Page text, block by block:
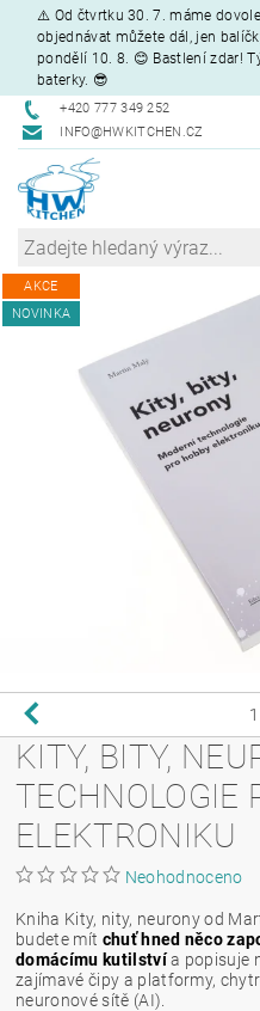
⚠️ Od čtvrtku 30. 7. máme
objednávat můžete dál, jen
pondělí 10. 8. 😊 Bastlení zdar!
baterky. 😎
+420 777 349 252
INFO@HWKITCHEN.CZ
AKCE
NOVINKA
1
KITY, BITY,
TECHNOLOGIE
ELEKTRONIKU
Neohodnoceno
Kniha Kity, nity, neurony od
budete mít chuť hned něco
domácímu kutilstvía popisuje
zajímavé čipy a platformy,
neuronové sítě (AI).